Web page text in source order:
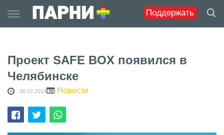
Поддержать
to
content
Проект SAFE BOX появился в
Челябинске
08.02.2019 Новости